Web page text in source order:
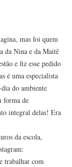
mas foi quem
da Nina e da Maitê
e fiz esse pedido
é uma especialista
do ambiente
forma de
integral delas! Era
da escola,
trabalhar com